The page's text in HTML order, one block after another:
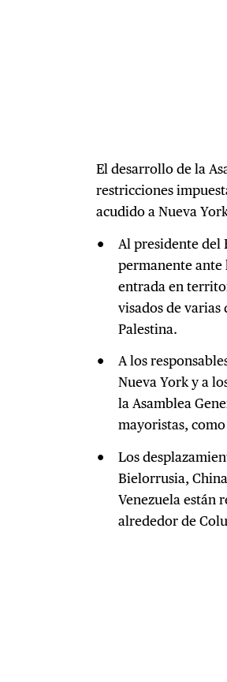
El desarrollo de la
restricciones
acudido a Nueva
Al presidente del
permanente ante
entrada en
visados de varias
Palestina.
A los
Nueva York y a
la Asamblea
mayoristas,
Los
Bielorrusia,
Venezuela están
alrededor de